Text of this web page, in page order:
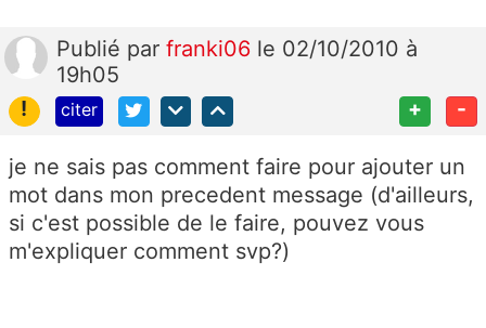
Publié par franki06 le 02/10/2010 à
19h05
!
citer + -
je ne sais pas comment faire pour ajouter un
mot dans mon precedent message (d'ailleurs,
si c'est possible de le faire, pouvez vous
m'expliquer comment svp?)